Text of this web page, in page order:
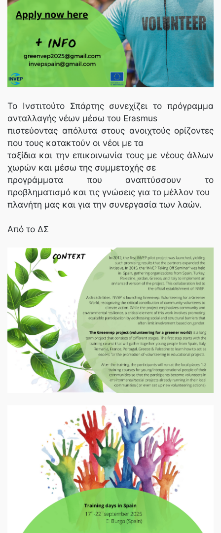
Το Ινστιτούτο Σπάρτης συνεχίζει το πρόγραμμα
ανταλλαγής νέων μέσω του Erasmus
πιστεύοντας απόλυτα στους ανοιχτούς ορίζοντες
που τους κατακτούν οι νέοι με τα
ταξίδια και την επικοινωνία τους με νέους άλλων
χωρών και μέσω της συμμετοχής σε
προγράμματα που αναπτύσσουν το
προβληματισμό και τις γνώσεις για το μέλλον του
πλανήτη μας και για την συνεργασία των λαών.
Από το ΔΣ